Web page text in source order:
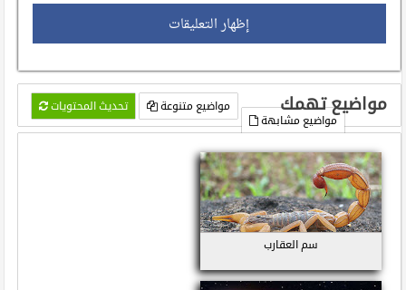
إظهار التعليقات
مواضيع تهمك تحديث المحتويات
مواضيع متنوعة
مواضيع مشابهة
سم العقارب